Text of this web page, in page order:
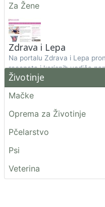
Za Žene
Zdrava i Lepa
Na portalu Zdrava i Lepa
recepata i korisnih vodiča
https://zdravailepa.com/
Zdravstveni Centri /
Životinje
Mačke
Oprema za Životinje
Pčelarstvo
Psi
Veterina